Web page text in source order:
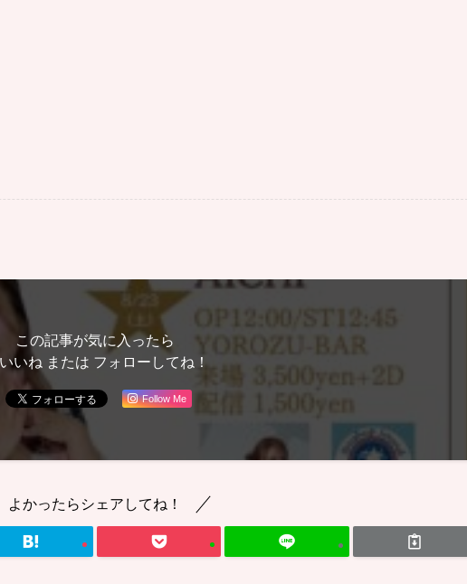
この記事が気に入ったら
いいね または フォローしてね！
Follow Me
よかったらシェアしてね！